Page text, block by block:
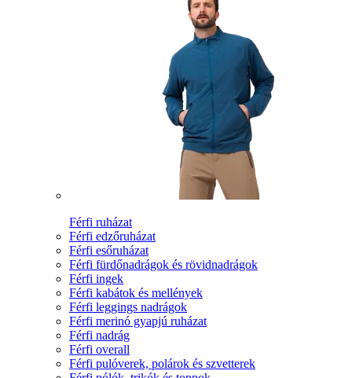
Férfi ruházat
Férfi edzőruházat
Férfi esőruházat
Férfi fürdőnadrágok és rövidnadrágok
Férfi ingek
Férfi kabátok és mellények
Férfi leggings nadrágok
Férfi merinó gyapjú ruházat
Férfi nadrág
Férfi overall
Férfi pulóverek, polárok és szvetterek